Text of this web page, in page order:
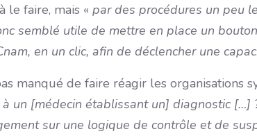
le faire, mais « par des procédures un peu
semblé utile de mettre en place un
en un clic, afin de déclencher une
manqué de faire réagir les organisations
un [médecin établissant un] diagnostic […]
sur une logique de contrôle et de